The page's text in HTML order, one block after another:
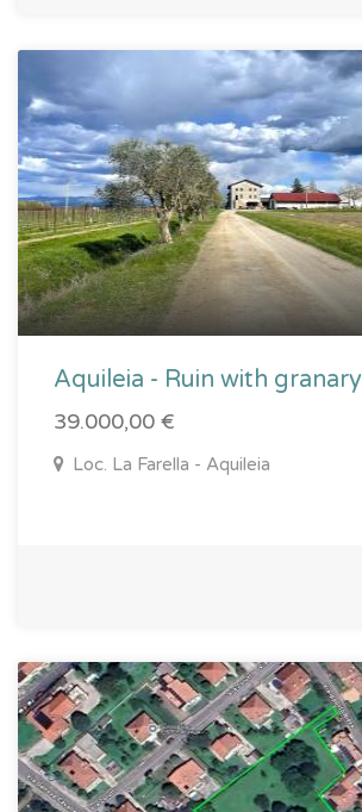
Aquileia - Ruin with granary
39.000,00 €
Loc. La Farella - Aquileia